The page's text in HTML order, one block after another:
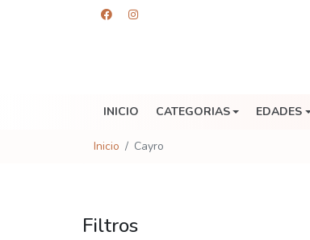
INICIO CATEGORIAS EDADES
Inicio Cayro
Filtros